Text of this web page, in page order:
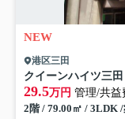
NEW
港区三田
クイーンハイツ三田
29.5万円 管理/共益
2階 / 79.00㎡ / 3LDK